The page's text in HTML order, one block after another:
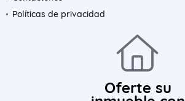
Políticas de privacidad
Oferte su